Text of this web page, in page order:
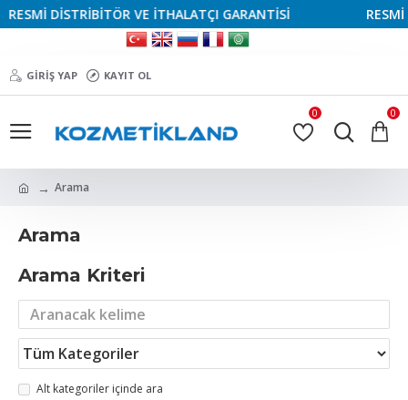
DİSTRİBİTÖR VE İTHALATÇI GARANTİSİ RESMİ
GIRIŞ YAP KAYIT OL
0 0
Arama
Arama
Arama Kriteri
Alt kategoriler içinde ara